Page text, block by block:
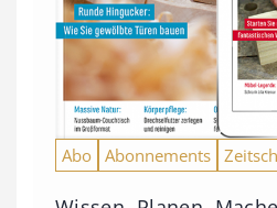
Abo Abonnements